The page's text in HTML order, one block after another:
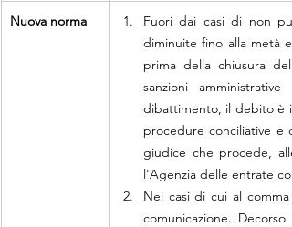
Nuova norma
Fuori dai casi di non
diminuite fino alla metà
prima della chiusura
sanzioni
dibattimento, il debito è
procedure conciliative e
giudice che procede,
l'Agenzia delle entrate
Nei casi di cui al
comunicazione.